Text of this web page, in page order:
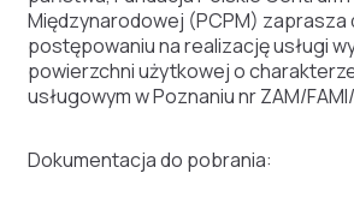
Międzynarodowej (PCPM) zaprasza
postępowaniu na realizację usługi
powierzchni użytkowej o
usługowym w Poznaniu nr ZAM/
Dokumentacja do pobrania: